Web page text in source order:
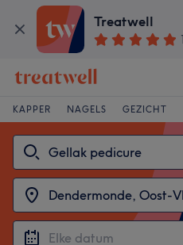
Treatwell
KAPPER NAGELS GEZICHT